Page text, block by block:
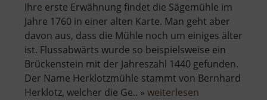
Ihre erste Erwähnung findet die Sägemühle im
Jahre 1760 in einer alten Karte. Man geht aber
davon aus, dass die Mühle noch um einiges älter
ist. Flussabwärts wurde so beispielsweise ein
Brückenstein mit der Jahreszahl 1440 gefunden.
Der Name Herklotzmühle stammt von Bernhard
Herklotz, welcher die Ge.. » weiterlesen